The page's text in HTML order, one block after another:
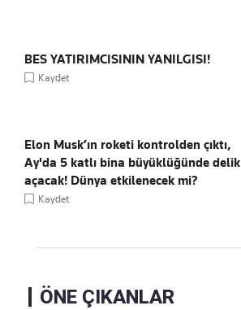
BES YATIRIMCISININ YANILGISI!
Kaydet
Elon Musk’ın roketi kontrolden çıktı,
Ay'da 5 katlı bina büyüklüğünde delik
açacak! Dünya etkilenecek mi?
Kaydet
ÖNE ÇIKANLAR